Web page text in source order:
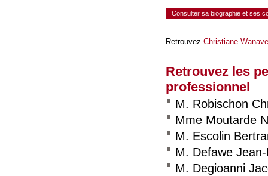
Consulter sa biographie et ses
Retrouvez Christiane
Retrouvez les
professionnel
M. Robischon
Mme Moutarde
M. Escolin
M. Defawe
M. Degioanni